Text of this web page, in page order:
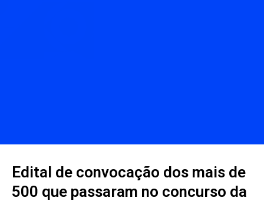
Edital de convocação dos mais de
500 que passaram no concurso da